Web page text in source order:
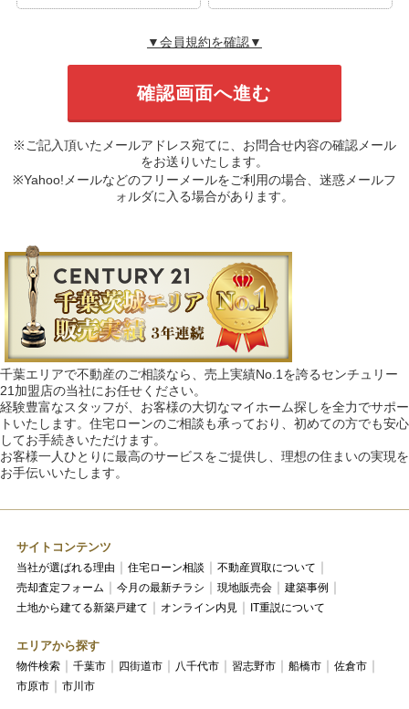
▼会員規約を確認▼
※ご記入頂いたメールアドレス宛てに、お問合せ内容の確認メール
をお送りいたします。
※Yahoo!メールなどのフリーメールをご利用の場合、迷惑メールフ
ォルダに入る場合があります。
千葉エリアで不動産のご相談なら、売上実績No.1を誇るセンチュリー
21加盟店の当社にお任せください。
経験豊富なスタッフが、お客様の大切なマイホーム探しを全力でサポー
トいたします。住宅ローンのご相談も承っており、初めての方でも安心
してお手続きいただけます。
お客様一人ひとりに最高のサービスをご提供し、理想の住まいの実現を
お手伝いいたします。
サイトコンテンツ
当社が選ばれる理由 住宅ローン相談
不動産買取について
売却査定フォーム
今月の最新チラシ 現地販売会
建築事例
土地から建てる新築戸建て
オンライン内見 IT重説について
エリアから探す
物件検索 千葉市 四街道市 八千代市 習志野市 船橋市
佐倉市
市原市
市川市